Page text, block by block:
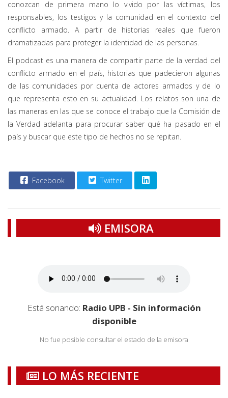
conozcan de primera mano lo vivido por las víctimas, los
responsables, los testigos y la comunidad en el contexto del
conflicto armado. A partir de historias reales que fueron
dramatizadas para proteger la identidad de las personas.
El podcast es una manera de compartir parte de la verdad del
conflicto armado en el país, historias que padecieron algunas
de las comunidades por cuenta de actores armados y de lo
que representa esto en su actualidad. Los relatos son una de
las maneras en las que se conoce el trabajo que la Comisión de
la Verdad adelanta para procurar saber qué ha pasado en el
país y buscar que este tipo de hechos no se repitan.
Facebook Twitter
EMISORA
Está sonando: Radio UPB - Sin información
disponible
No fue posible consultar el estado de la emisora
LO MÁS RECIENTE